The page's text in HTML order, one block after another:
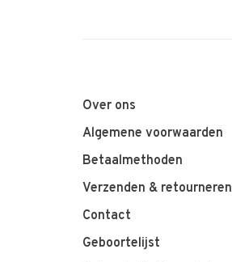
Over ons
Algemene voorwaarden
Betaalmethoden
Verzenden & retourneren
Contact
Geboortelijst